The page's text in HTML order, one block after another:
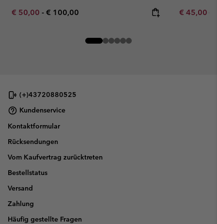
Minimum sale price:
€ 50,00 - Maximum price:
€ 100,00 Sale price:
€ 45,00€
(+)43720880525
Kundenservice
Kontaktformular
Rücksendungen
Vom Kaufvertrag zurücktreten
Bestellstatus
Versand
Zahlung
Häufig gestellte Fragen